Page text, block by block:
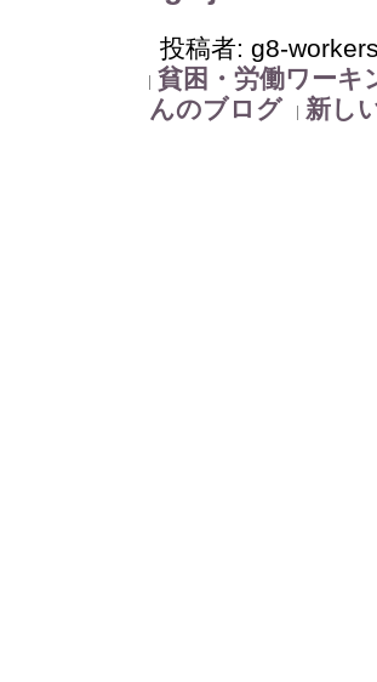
投稿者: g8-
貧困・労働ワーキ
んのブログ
新し